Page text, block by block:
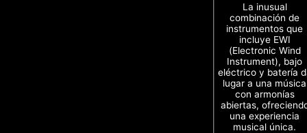
La inusual
combinación de
instrumentos que
incluye EWI
(Electronic Wind
Instrument), bajo
eléctrico y batería
lugar a una música
con armonías
abiertas,
una experiencia
musical única.